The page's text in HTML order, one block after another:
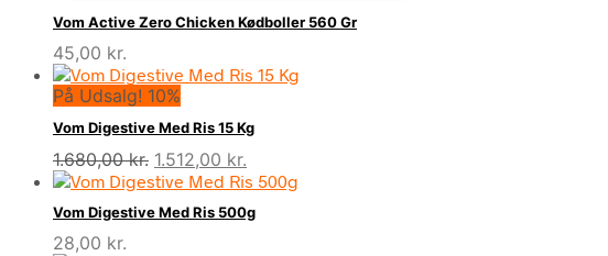
Vom Active Zero Chicken Kødboller 560 Gr
45,00 kr.
På Udsalg! 10%
Vom Digestive Med Ris 15 Kg
1.680,00kr. Den
oprindelige
pris
var:
1.512,00 kr.
aktuelle
er:
Vom Digestive Med Ris 500g
28,00 kr.